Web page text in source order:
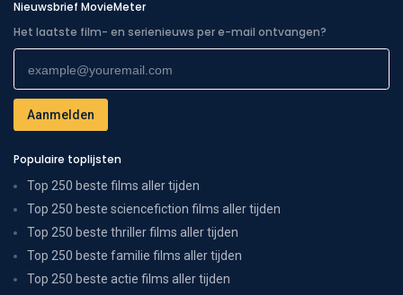
Nieuwsbrief MovieMeter
Het laatste film- en serienieuws per e-mail ontvangen?
Populaire toplijsten
Top 250 beste films aller tijden
Top 250 beste sciencefiction films aller tijden
Top 250 beste thriller films aller tijden
Top 250 beste familie films aller tijden
Top 250 beste actie films aller tijden